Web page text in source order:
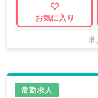
お気に入り
常勤求人